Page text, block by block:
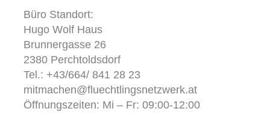
Büro Standort:
Hugo Wolf Haus
Brunnergasse 26
2380 Perchtoldsdorf
Tel.: +43/664/ 841 28 23
mitmachen@fluechtlingsnetzwerk.at
Öffnungszeiten: Mi – Fr: 09:00-12:00